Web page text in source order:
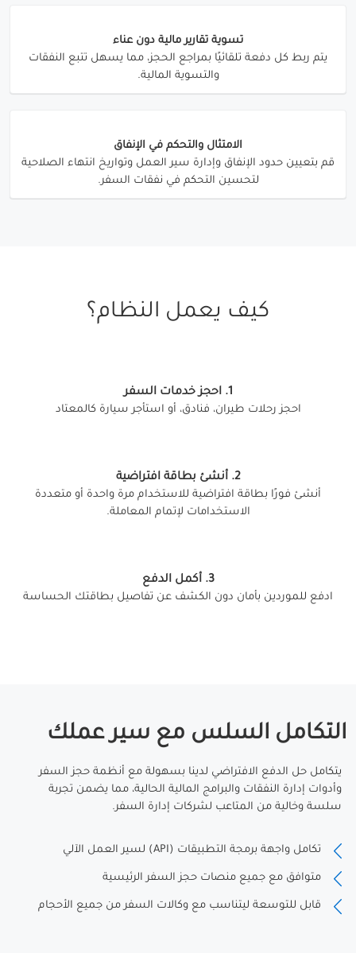
تسوية تقارير مالية دون عناء
يتم ربط كل دفعة تلقائيًا بمراجع الحجز، مما يسهل تتبع النفقات
والتسوية المالية.
الامتثال والتحكم في الإنفاق
قم بتعيين حدود الإنفاق وإدارة سير العمل وتواريخ انتهاء الصلاحية
لتحسين التحكم في نفقات السفر.
كيف يعمل النظام؟
1. احجز خدمات السفر
احجز رحلات طيران، فنادق، أو استأجر سيارة كالمعتاد
2. أنشئ بطاقة افتراضية
أنشئ فورًا بطاقة افتراضية للاستخدام مرة واحدة أو متعددة
الاستخدامات لإتمام المعاملة.
3. أكمل الدفع
ادفع للموردين بأمان دون الكشف عن تفاصيل بطاقتك الحساسة
التكامل السلس مع سير عملك
يتكامل حل الدفع الافتراضي لدينا بسهولة مع أنظمة حجز السفر
وأدوات إدارة النفقات والبرامج المالية الحالية، مما يضمن تجربة
سلسة وخالية من المتاعب لشركات إدارة السفر.
تكامل واجهة برمجة التطبيقات (API) لسير العمل الآلي
متوافق مع جميع منصات حجز السفر الرئيسية
قابل للتوسعة ليتناسب مع وكالات السفر من جميع الأحجام